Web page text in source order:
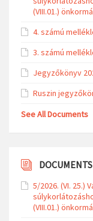
(VIII.01.)
4. számú
3. számú
Jegyzőkönyv
Ruszin
See All Documents
DOCUMENTS
5/2026. (VI. 25.)
(VIII.01.)